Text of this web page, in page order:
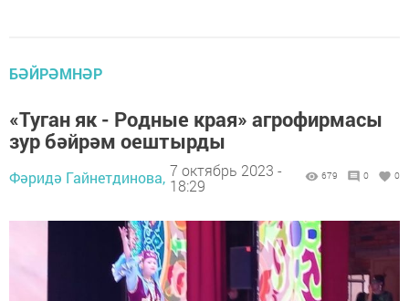
БӘЙРӘМНӘР
«Туган як - Родные края» агрофирмасы
зур бәйрәм оештырды
Фәридә Гайнетдинова, 7 октябрь 2023 -
18:29
679 0 0